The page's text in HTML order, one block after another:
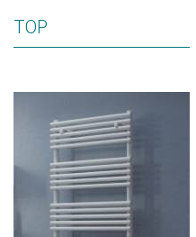
TOP